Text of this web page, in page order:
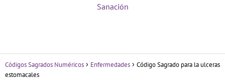
Sanación
Códigos Sagrados Numéricos Enfermedades
Código Sagrado para la ulceras
estomacales